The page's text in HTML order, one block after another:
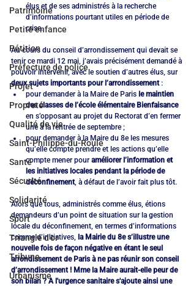
Patrimoine
Petite enfance
Pétition
Préfecture de police
Projet
Propreté
Qualité de vie
Saint-Philippe-du-Roule
Santé
Sécurité
Solidarité
Sport
Triangle d'or
Tribune
Urbanisme
élus et de ses administrés à la recherche
d’informations pourtant utiles en période de
crise.
Au cours du conseil d’arrondissement qui devait se
tenir ce mardi 12 mai, j’avais précisément demandé à
pouvoir intervenir, avec le soutien d’autres élus, sur
deux sujets importants pour l’arrondissement :
pour demander à la Maire de Paris le maintien
des classes de l’école élémentaire Bienfaisance
en s’opposant au projet du Rectorat d’en fermer
une à la rentrée de septembre ;
pour demander à la Maire du 8e les mesures
qu’elle compte prendre et les actions qu’elle
compte mener pour améliorer l’information et
les initiatives locales pendant la période de
déconfinement, à défaut de l’avoir fait plus tôt.
Alors que tous, administrés comme élus, étions
demandeurs d’un point de situation sur la gestion
locale du déconfinement, en termes d’informations
comme d’initiatives, la Mairie du 8e s’illustre une
nouvelle fois de façon négative en étant le seul
arrondissement de Paris à ne pas réunir son conseil
d’arrondissement ! Mme la Maire aurait-elle peur de
son bilan ? A l'urgence sanitaire s'ajoute ainsi une